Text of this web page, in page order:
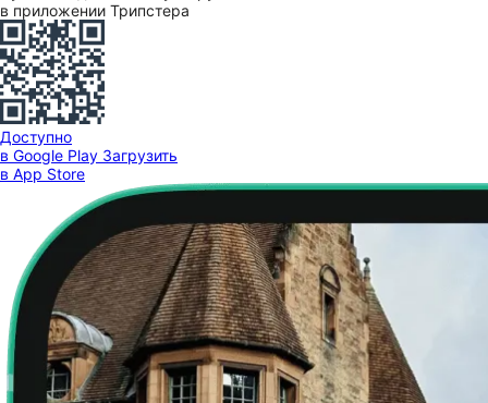
в приложении Трипстера
Доступно
в Google Play Загрузить
в App Store